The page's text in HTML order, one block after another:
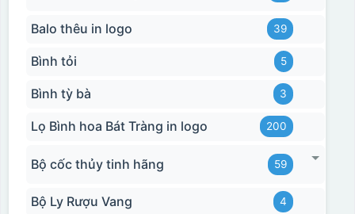
Balo thêu in logo 39
Bình tỏi 5
Bình tỳ bà 3
Lọ Bình hoa Bát Tràng in logo 200
Bộ cốc thủy tinh hãng 59
Bộ Ly Rượu Vang 4